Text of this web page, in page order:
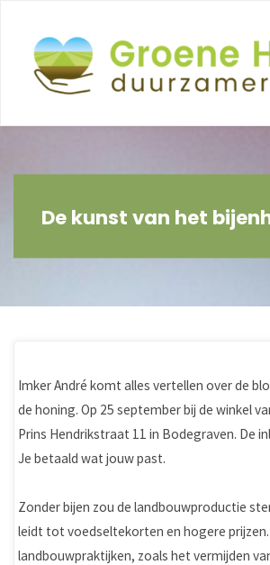
inhoud
De kunst van het
Imker André komt alles vertellen over de
de honing. Op 25 september bij de winkel
Prins Hendrikstraat 11 in Bodegraven. De
Je betaald wat jouw past.
Zonder bijen zou de landbouwproductie
leidt tot voedseltekorten en hogere
landbouwpraktijken, zoals het vermijden